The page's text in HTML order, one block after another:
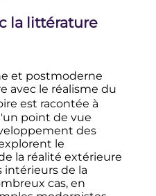
la littérature
et postmoderne
avec le réalisme du
est racontée à
point de vue
des
le
la réalité extérieure
intérieurs de la
cas, en